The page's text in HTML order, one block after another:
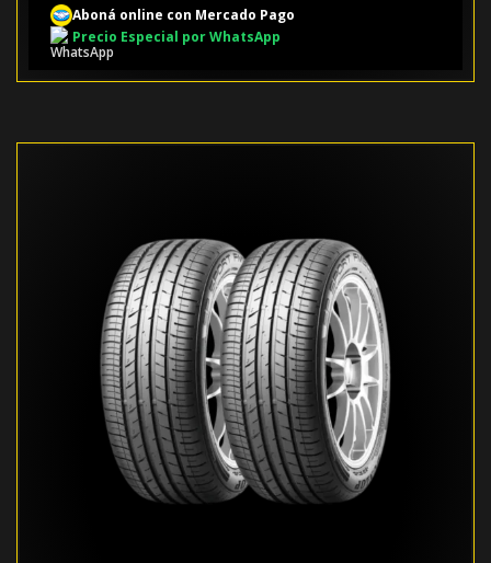
Aboná online con Mercado Pago
Precio Especial por WhatsApp